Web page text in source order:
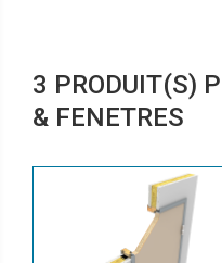
3 PRODUIT(S)
& FENETRES